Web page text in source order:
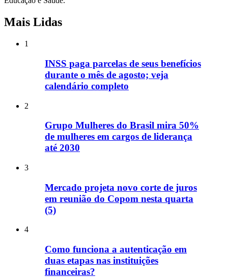
Mais Lidas
1
INSS paga parcelas de seus benefícios
durante o mês de agosto; veja
calendário completo
2
Grupo Mulheres do Brasil mira 50%
de mulheres em cargos de liderança
até 2030
3
Mercado projeta novo corte de juros
em reunião do Copom nesta quarta
(5)
4
Como funciona a autenticação em
duas etapas nas instituições
financeiras?